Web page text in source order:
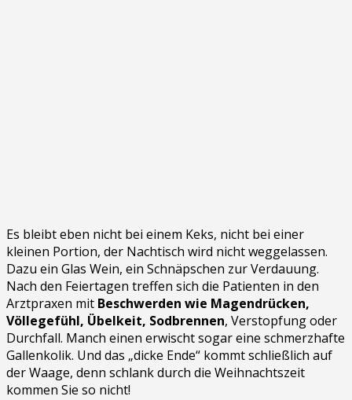
Es bleibt eben nicht bei einem Keks, nicht bei einer
kleinen Portion, der Nachtisch wird nicht weggelassen.
Dazu ein Glas Wein, ein Schnäpschen zur Verdauung.
Nach den Feiertagen treffen sich die Patienten in den
Arztpraxen mit Beschwerden wie Magendrücken,
Völlegefühl, Übelkeit, Sodbrennen, Verstopfung oder
Durchfall. Manch einen erwischt sogar eine schmerzhafte
Gallenkolik. Und das „dicke Ende“ kommt schließlich auf
der Waage, denn schlank durch die Weihnachtszeit
kommen Sie so nicht!